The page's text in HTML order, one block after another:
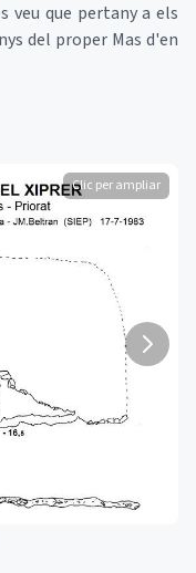
veu que pertany a els
del proper Mas d'en
Clic per ampliar